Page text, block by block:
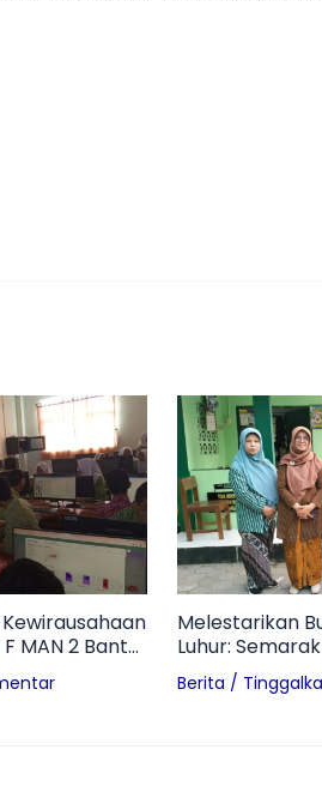
MAN 2 Bantul
dan
Melestarikan
Luhur:
Pon di MAN 2
Berita /